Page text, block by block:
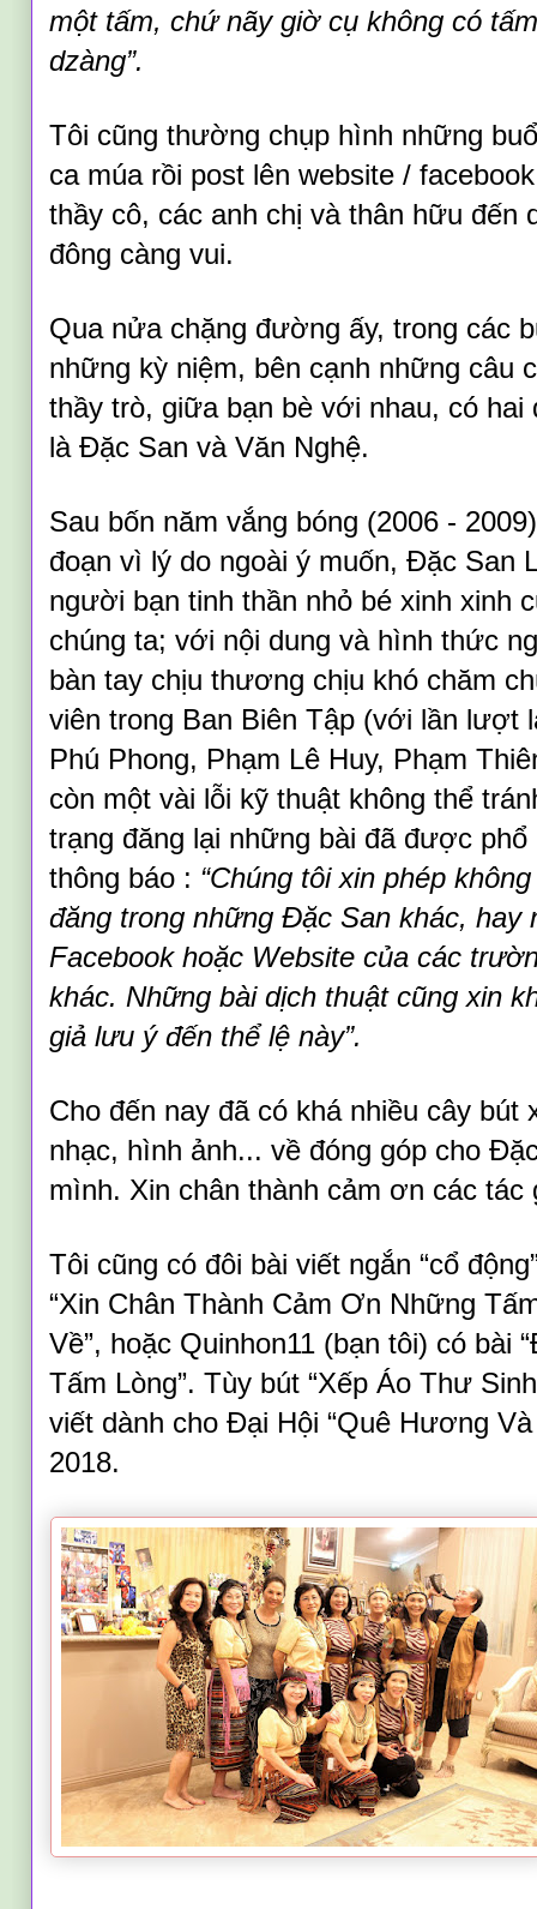
một tấm, chứ nãy giờ cụ không có
dzàng”.
Tôi cũng thường chụp hình những
ca múa rồi post lên website /
thầy cô, các anh chị và thân hữu đến
đông càng vui.
Qua nửa chặng đường ấy, trong các
những kỳ niệm, bên cạnh những câu
thầy trò, giữa bạn bè với nhau, có hai
là Đặc San và Văn Nghệ.
Sau bốn năm vắng bóng (2006 -
đoạnvì lý do ngoài ý muốn, Đặc San
người bạn tinh thần nhỏ bé xinh xinh
chúng ta; với nội dung và hình thức
bàn tay chịu thương chịu khó chăm
viên trong Ban Biên Tập (với lần lượt
Phú Phong, Phạm Lê Huy, Phạm
còn một vài lỗi kỹ thuật không thể
trạng đăng lại những bài đã được
thông báo : “Chúng tôi xin phép
đăng trong những Đặc San khác, hay
Facebook hoặc Website của các
khác. Những bài dịch thuật cũng xin
giả lưu ý đến thể lệ này”.
Cho đến nay đã có khá nhiều cây
nhạc, hình ảnh... về đóng góp cho
mình. Xin chân thành cảm ơn các
Tôi cũng có đôi bài viết ngắn “cổ
“Xin Chân Thành Cảm Ơn Những
Về”, hoặc Quinhon11 (bạn tôi) có bài
Tấm Lòng”. Tùy bút “Xếp Áo Thư
viết dành cho Đại Hội “Quê Hương
2018.